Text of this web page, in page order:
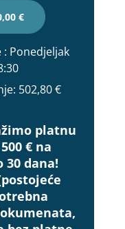
€
: Ponedjeljak
502,80 €
platnu
€ na
dana!